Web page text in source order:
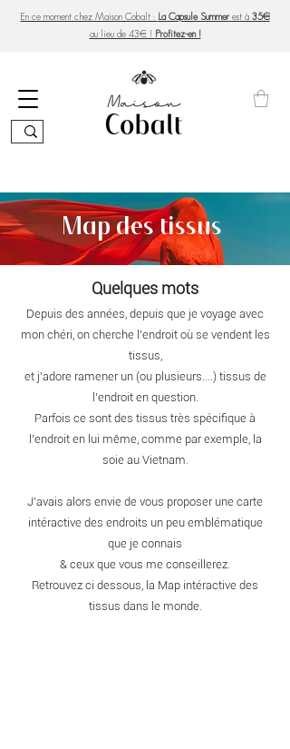
En ce moment chez Maison Cobalt : La Capsule Summerest à 35€
au lieu de 43€ ! Profitez-en !
Map des tissus
Quelques mots
Depuis des années, depuis que je voyage avec
mon chéri, on cherche l'endroit où se vendent les
tissus,
et j'adore ramener un (ou plusieurs....) tissus de
l'endroit en question.
Parfois ce sont des tissus très spécifique à
l'endroit en lui même, comme par exemple, la
soie au Vietnam.
J'avais alors envie de vous proposer une carte
intéractive des endroits un peu emblématique
que je connais
& ceux que vous me conseillerez.
Retrouvez ci dessous, la Map intéractive des
tissus dans le monde.